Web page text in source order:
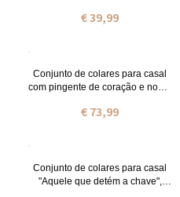
€ 39,99
Conjunto de colares para casal
com pingente de coração e nome
€ 73,99
Conjunto de colares para casal
"Aquele que detém a chave",